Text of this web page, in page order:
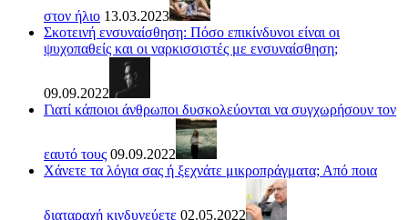
στον ήλιο 13.03.2023
Σκοτεινή ενσυναίσθηση: Πόσο επικίνδυνοι είναι οι
ψυχοπαθείς και οι ναρκισσιστές με ενσυναίσθηση;
09.09.2022
Γιατί κάποιοι άνθρωποι δυσκολεύονται να συγχωρήσουν τον
εαυτό τους 09.09.2022
Χάνετε τα λόγια σας ή ξεχνάτε μικροπράγματα; Από ποια
διαταραχή κινδυνεύετε 02.05.2022